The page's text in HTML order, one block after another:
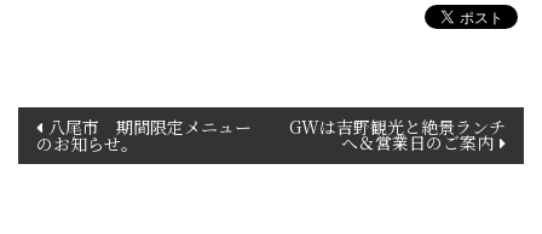
八尾市 期間限定メニュー
のお知らせ。
GWは吉野観光と絶景ランチ
へ＆営業日のご案内